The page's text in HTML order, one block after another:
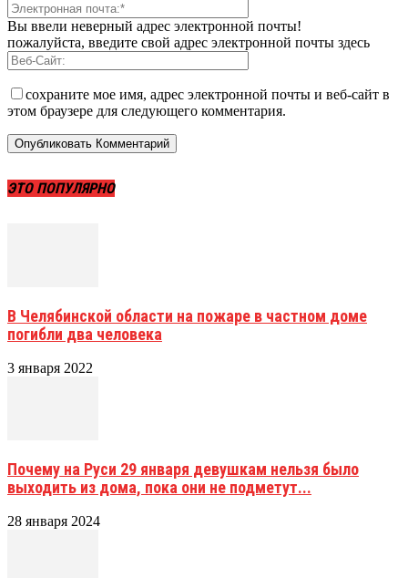
Вы ввели неверный адрес электронной почты!
пожалуйста, введите свой адрес электронной почты здесь
сохраните мое имя, адрес электронной почты и веб-сайт в
этом браузере для следующего комментария.
ЭТО ПОПУЛЯРНО
В Челябинской области на пожаре в частном доме
погибли два человека
3 января 2022
Почему на Руси 29 января девушкам нельзя было
выходить из дома, пока они не подметут...
28 января 2024